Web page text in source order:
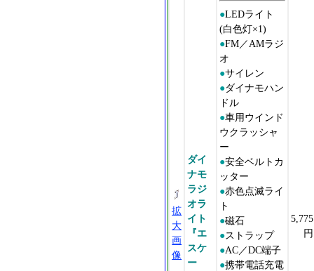
拡
大
画
像
ダイ
ナモ
ラジ
オラ
イト
『エ
スケ
ー
●LEDライト
(白色灯×1)
●FM／AMラジ
オ
●サイレン
●ダイナモハン
ドル
●車用ウインド
ウクラッシャ
ー
●安全ベルトカ
ッター
●赤色点滅ライ
ト
●磁石
●ストラップ
●AC／DC端子
●携帯電話充電
5,775
円